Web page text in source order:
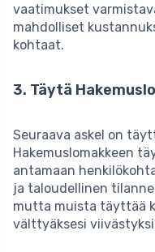
vaatimukset
mahdolliset
kohtaat.
3. Täytä
Seuraava askel on
Hakemuslomakkeen
antamaan
ja taloudellinen
mutta muista täyttää
välttyäksesi